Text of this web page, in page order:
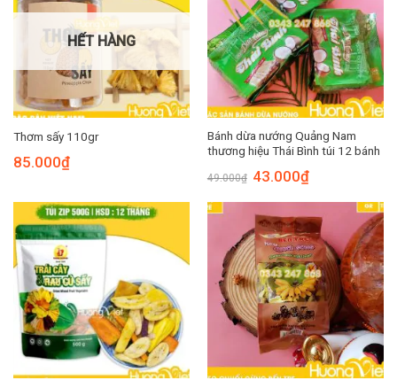
HẾT HÀNG
Thơm sấy 110gr
85.000₫
Bánh dừa nướng Quảng Nam
thương hiệu Thái Bình túi 12 bánh
49.000₫ Giá
gốc
43.000₫Giá
43.000₫.